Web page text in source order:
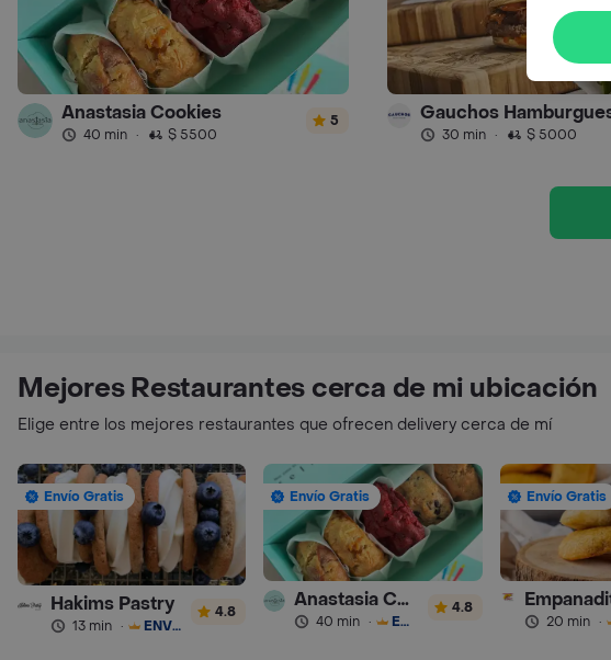
Anastasia Cookies
40 min · $ 5500
5
30 min · $ 5000
Mejores Restaurantes cerca de mi ubicación
Elige entre los mejores restaurantes que ofrecen delivery cerca de mí
Envío Gratis
Hakims Pastry
13 min · ENVÍO GRATIS
4.8
Envío Gratis
Anastasia Cookies
40 min · ENVÍO GRATIS
4.8
Envío Gratis
20 min ·